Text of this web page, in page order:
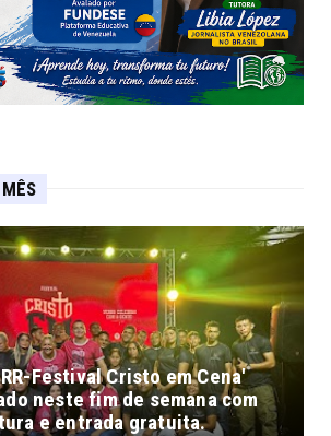
RR-Festival Cristo em Cena'
neste fim de semana com
e entrada gratuita.